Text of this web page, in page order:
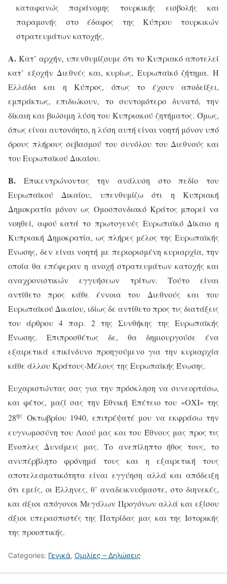
καταφανώς παράνομης τουρκικής εισβολής και
παραμονής στο έδαφος της Κύπρου τουρκικών
στρατευμάτων κατοχής.
Α. Κατ’ αρχήν, υπενθυμίζουμε ότι το Κυπριακό αποτελεί
κατ’ εξοχήν Διεθνές και, κυρίως, Ευρωπαϊκό ζήτημα. Η
Ελλάδα και η Κύπρος, όπως το έχουν αποδείξει,
εμπράκτως, επιδιώκουν, το συντομότερο δυνατό, την
δίκαιη και βιώσιμη λύση του Κυπριακού ζητήματος. Όμως,
όπως είναι αυτονόητο, η λύση αυτή είναι νοητή μόνον υπό
όρους πλήρους σεβασμού του συνόλου του Διεθνούς και
του Ευρωπαϊκού Δικαίου.
Β. Επικεντρώνοντας την ανάλυση στο πεδίο του
Ευρωπαϊκού Δικαίου, υπενθυμίζω ότι η Κυπριακή
Δημοκρατία μόνον ως Ομοσπονδιακό Κράτος μπορεί να
νοηθεί, αφού κατά το πρωτογενές Ευρωπαϊκό Δίκαιο η
Κυπριακή Δημοκρατία, ως πλήρες μέλος της Ευρωπαϊκής
Ένωσης, δεν είναι νοητή με περιορισμένη κυριαρχία, την
οποία θα επέφεραν η ανοχή στρατευμάτων κατοχής και
αναχρονιστικών εγγυήσεων τρίτων. Τούτο είναι
αντίθετο προς κάθε έννοια του Διεθνούς και του
Ευρωπαϊκού Δικαίου, ιδίως δε αντίθετο προς τις διατάξεις
του άρθρου 4 παρ. 2 της Συνθήκης της Ευρωπαϊκής
Ένωσης. Επιπροσθέτως δε, θα δημιουργούσε ένα
εξαιρετικά επικίνδυνο προηγούμενο για την κυριαρχία
κάθε άλλου Κράτους-Μέλους της Ευρωπαϊκής Ένωσης.
Ευχαριστώντας σας για την πρόσκληση να συνεορτάσω,
και φέτος, μαζί σας την Εθνική Επέτειο του «ΟΧΙ» της
28ης Οκτωβρίου 1940, επιτρέψατέ μου να εκφράσω την
ευγνωμοσύνη του Λαού μας και του Έθνους μας προς τις
Ένοπλες Δυνάμεις μας. Το ανεπίληπτο ήθος τους, το
ανυπέρβλητο φρόνημά τους και η εξαιρετική τους
αποτελεσματικότητα είναι εγγύηση αλλά και απόδειξη
ότι εμείς, οι Έλληνες, θ’ αναδεικνυόμαστε, στο διηνεκές,
και άξιοι απόγονοι Μεγάλων Προγόνων αλλά και εξίσου
άξιοι υπερασπιστές της Πατρίδας μας και της Ιστορικής
της προοπτικής.
Categories: Γενικά, Ομιλίες – Δηλώσεις